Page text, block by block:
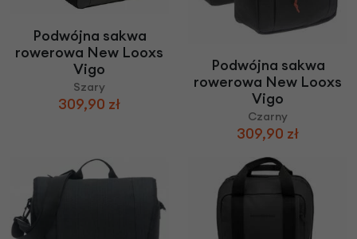
Podwójna sakwa
rowerowa New Looxs
Vigo
Szary
309,90 zł
Podwójna sakwa
rowerowa New Looxs
Vigo
Czarny
309,90 zł